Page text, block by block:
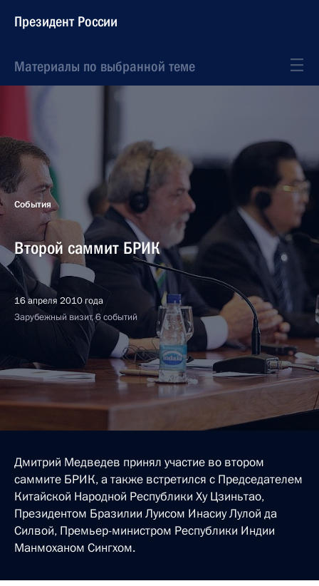
Президент России
Материалы по выбранной теме
События
Второй саммит БРИК
16 апреля 2010 года
Зарубежный визит, 6 событий
Дмитрий Медведев принял участие во втором
саммите БРИК, а также встретился с Председателем
Китайской Народной Республики Ху Цзиньтао,
Президентом Бразилии Луисом Инасиу Лулой да
Силвой, Премьер-министром Республики Индии
Манмоханом Сингхом.